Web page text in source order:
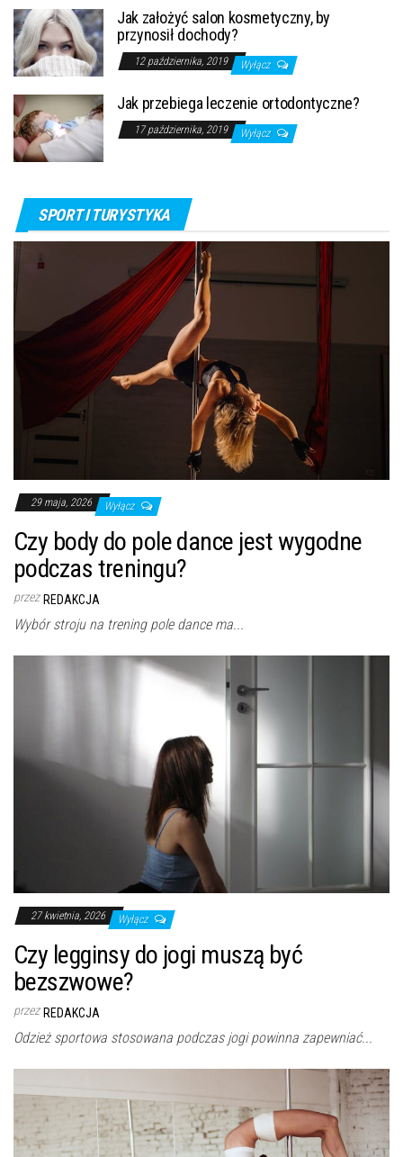
Jak założyć salon kosmetyczny, by
przynosił dochody?
12 października, 2019 Wyłącz
Jak przebiega leczenie ortodontyczne?
17 października, 2019 Wyłącz
SPORT I TURYSTYKA
29 maja, 2026 Wyłącz
Czy body do pole dance jest wygodne
podczas treningu?
przez REDAKCJA
Wybór stroju na trening pole dance ma...
27 kwietnia, 2026 Wyłącz
Czy legginsy do jogi muszą być
bezszwowe?
przez REDAKCJA
Odzież sportowa stosowana podczas jogi powinna zapewniać...